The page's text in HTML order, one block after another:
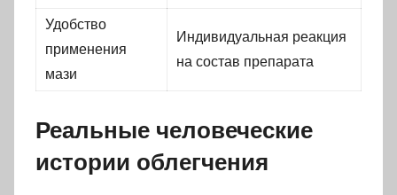
Удобство
применения
мази
Индивидуальная реакция
на состав препарата
Реальные человеческие
истории облегчения